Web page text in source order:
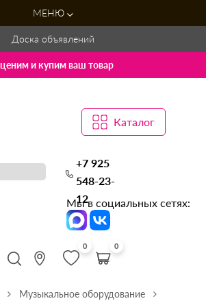
МЕНЮ
Доска объявлений
и купим ваш товар
Каталог
+7 925
548-23-
12
Мы в социальных сетях:
0 0
Музыкальное оборудование